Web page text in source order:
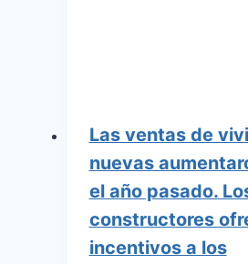
Las ventas de
nuevas
el año pasado.
constructores
incentivos a los